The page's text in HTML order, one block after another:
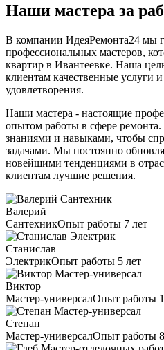
Наши мастера за
В компании ИдеяРемонта24 мы
профессиональных мастеров,
квартир в Ивантеевке. Наша
клиентам качественные услуги
удовлетворения.
Наши мастера - настоящие
опытом работы в сфере
знаниями и навыками, чтобы
задачами. Мы постоянно
новейшими тенденциями в
клиентам лучшие решения.
Валерий
СантехникОпыт работы 7 лет
Станислав
ЭлектрикОпыт работы 5 лет
Виктор
Мастер-универсалОпыт работы
Степан
Мастер-универсалОпыт работы